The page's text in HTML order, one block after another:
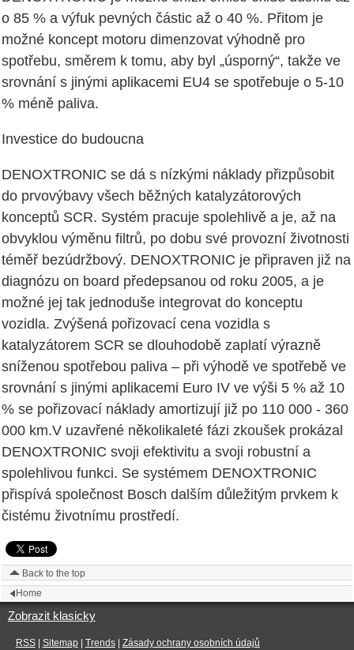
o 85 % a výfuk pevných částic až o 40 %. Přitom je
možné koncept motoru dimenzovat výhodně pro
spotřebu, směrem k tomu, aby byl „úsporný“, takže ve
srovnání s jinými aplikacemi EU4 se spotřebuje o 5-10
% méně paliva.
Investice do budoucna
DENOXTRONIC se dá s nízkými náklady přizpůsobit
do prvovýbavy všech běžných katalyzátorových
konceptů SCR. Systém pracuje spolehlivě a je, až na
obvyklou výměnu filtrů, po dobu své provozní životnosti
téměř bezúdržbový. DENOXTRONIC je připraven již na
diagnózu on board předepsanou od roku 2005, a je
možné jej tak jednoduše integrovat do konceptu
vozidla. Zvýšená pořizovací cena vozidla s
katalyzátorem SCR se dlouhodobě zaplatí výrazně
sníženou spotřebou paliva – při výhodě ve spotřebě ve
srovnání s jinými aplikacemi Euro IV ve výši 5 % až 10
% se pořizovací náklady amortizují již po 110 000 - 360
000 km.V uzavřené několikaleté fázi zkoušek prokázal
DENOXTRONIC svoji efektivitu a svoji robustní a
spolehlivou funkci. Se systémem DENOXTRONIC
přispívá společnost Bosch dalším důležitým prvkem k
čistému životnímu prostředí.
Back to the top
Home
Zobrazit klasicky
RSS| Sitemap| Trends| Zásady ochrany osobních údajů